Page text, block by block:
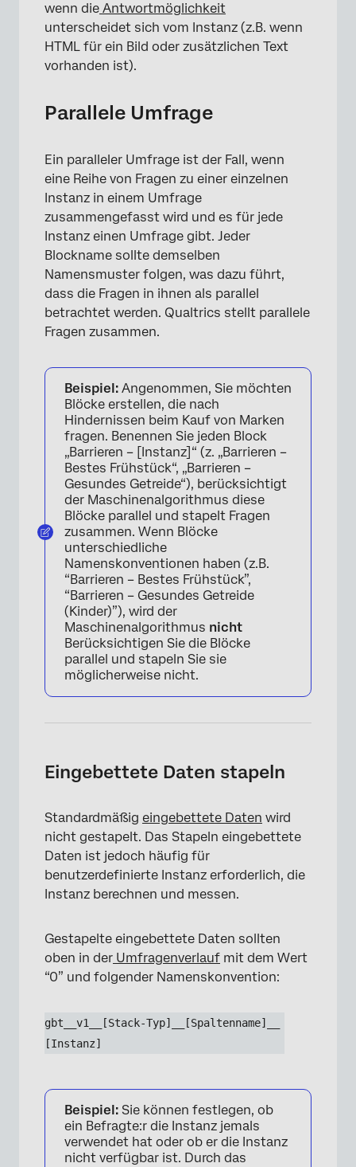
wenn die Antwortmöglichkeit
unterscheidet sich vom Instanz (z.B. wenn
HTML für ein Bild oder zusätzlichen Text
vorhanden ist).
Parallele Umfrage
Ein paralleler Umfrage ist der Fall, wenn
eine Reihe von Fragen zu einer einzelnen
Instanz in einem Umfrage
zusammengefasst wird und es für jede
Instanz einen Umfrage gibt. Jeder
Blockname sollte demselben
Namensmuster folgen, was dazu führt,
dass die Fragen in ihnen als parallel
betrachtet werden. Qualtrics stellt parallele
Fragen zusammen.
Beispiel: Angenommen, Sie möchten
Blöcke erstellen, die nach
Hindernissen beim Kauf von Marken
fragen. Benennen Sie jeden Block
„Barrieren – [Instanz]“ (z. „Barrieren –
Bestes Frühstück“, „Barrieren –
Gesundes Getreide“), berücksichtigt
der Maschinenalgorithmus diese
Blöcke parallel und stapelt Fragen
zusammen. Wenn Blöcke
unterschiedliche
Namenskonventionen haben (z.B.
“Barrieren – Bestes Frühstück”,
“Barrieren – Gesundes Getreide
(Kinder)”), wird der
Maschinenalgorithmus nicht
Berücksichtigen Sie die Blöcke
parallel und stapeln Sie sie
möglicherweise nicht.
Eingebettete Daten stapeln
Standardmäßig eingebettete Daten wird
nicht gestapelt. Das Stapeln eingebettete
Daten ist jedoch häufig für
benutzerdefinierte Instanz erforderlich, die
Instanz berechnen und messen.
Gestapelte eingebettete Daten sollten
oben in der Umfragenverlauf mit dem Wert
“0” und folgender Namenskonvention:
gbt__v1__[Stack-Typ]__[Spaltenname]__
[Instanz]
Beispiel: Sie können festlegen, ob
ein Befragte:r die Instanz jemals
verwendet hat oder ob er die Instanz
nicht verfügbar ist. Durch das